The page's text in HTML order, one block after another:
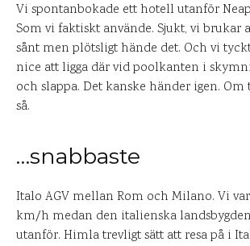
Vi spontanbokade ett hotell utanför
Som vi faktiskt använde. Sjukt, vi brukar
sånt men plötsligt hände det. Och vi
nice att ligga där vid poolkanten i
och slappa. Det kanske händer igen.
så.
…snabbaste
Italo AGV mellan Rom och Milano. Vi
km/h medan den italienska landsbygden
utanför. Himla trevligt sätt att resa på i